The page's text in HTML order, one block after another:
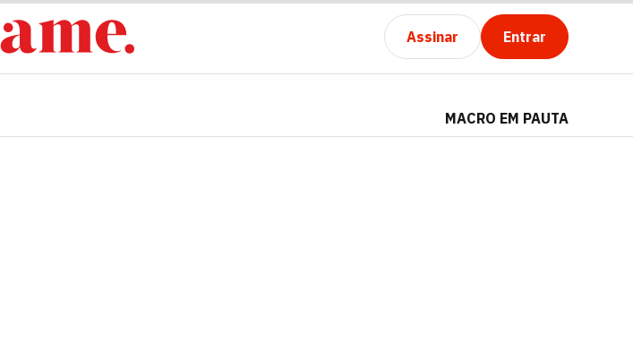
Assinar Entrar
MACRO EM PAUTA